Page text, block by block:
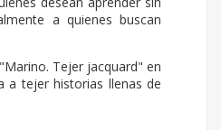
a quienes buscan
Tejer jacquard" en
a tejer historias llenas de